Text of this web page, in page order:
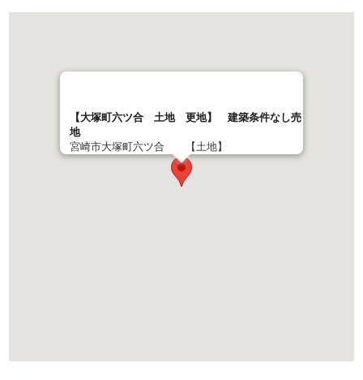
【大塚町六ツ合 土地 更地】 建築条件なし売
地
宮崎市大塚町六ツ合 【土地】